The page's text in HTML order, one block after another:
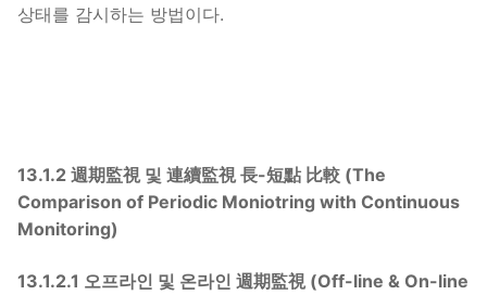
상태를 감시하는 방법이다.
13.1.2 週期監視 및 連續監視 長-短點 比較 (The
Comparison of Periodic Moniotring with Continuous
Monitoring)
13.1.2.1 오프라인 및 온라인 週期監視 (Off-line & On-line